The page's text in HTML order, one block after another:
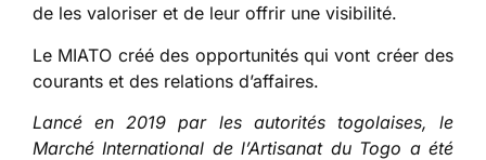
de les valoriser et de leur offrir une visibilité.
Le MIATO créé des opportunités qui vont créer des
courants et des relations d’affaires.
Lancé en 2019 par les autorités togolaises, le
Marché International de l’Artisanat du Togo a été